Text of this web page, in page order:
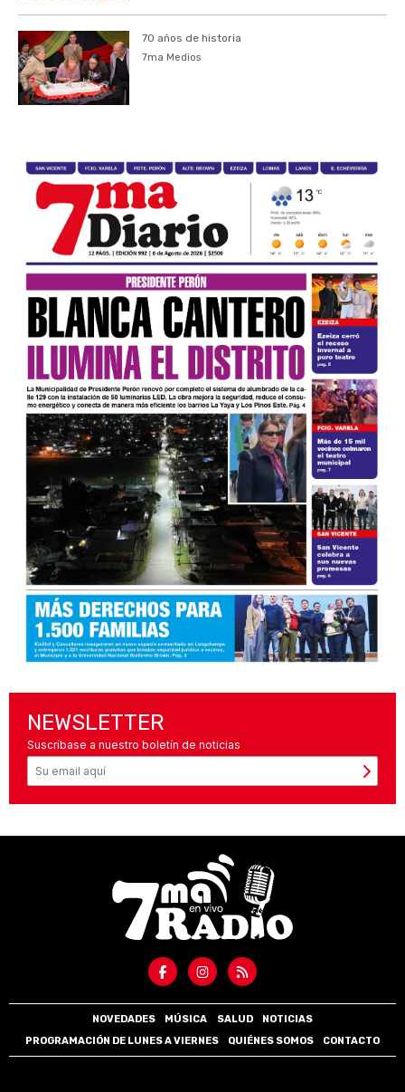
70 años de historia
7ma Medios
NEWSLETTER
Suscríbase a nuestro boletín de noticias
NOVEDADES MÚSICA SALUD
NOTICIAS
PROGRAMACIÓN DE LUNES A VIERNES
QUIÉNES SOMOS CONTACTO